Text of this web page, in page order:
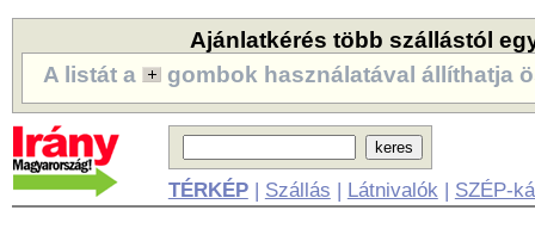
Ajánlatkérés több szállástól
A listát a
gombok használatával állíthatja
TÉRKÉP| Szállás | Látnivalók | SZÉP-